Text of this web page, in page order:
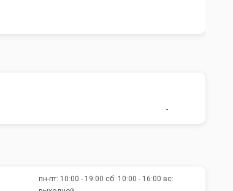
-
пн-пт: 10:00 - 19:00 сб: 10:00 - 16:00 вс: